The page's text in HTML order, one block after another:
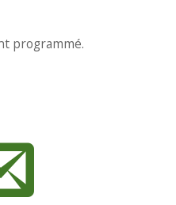
programmé.